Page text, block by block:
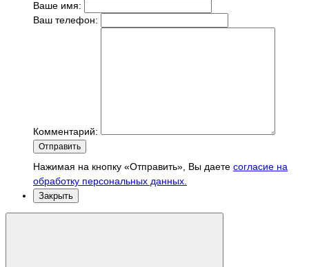
Ваше имя:
Ваш телефон:
Комментарий:
Отправить
Нажимая на кнопку «Отправить», Вы даете согласие на
обработку персональных данных.
Закрыть